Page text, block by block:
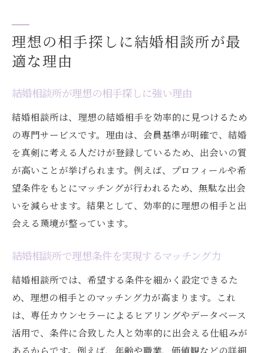
結婚相談所で幸せな成婚を迎えるポイント
結婚相談所で婚活に満足できる工夫と実践
理想の相手探しに結婚相談所が最
適な理由
結婚相談所が理想の相手探しに強い理由
結婚相談所は、理想の結婚相手を効率的に見つけるため
の専門サービスです。理由は、会員基準が明確で、結婚
を真剣に考える人だけが登録しているため、出会いの質
が高いことが挙げられます。例えば、プロフィールや希
望条件をもとにマッチングが行われるため、無駄な出会
いを減らせます。結果として、効率的に理想の相手と出
会える環境が整っています。
結婚相談所で理想条件を実現するマッチング力
結婚相談所では、希望する条件を細かく設定できるた
め、理想の相手とのマッチング力が高まります。これ
は、専任カウンセラーによるヒアリングやデータベース
活用で、条件に合致した人と効率的に出会える仕組みが
あるからです。例えば、年齢や職業、価値観などの詳細